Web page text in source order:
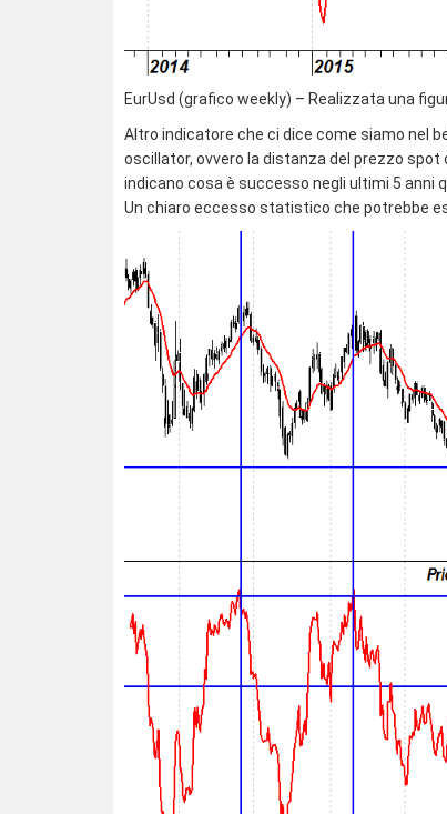
EurUsd (grafico weekly) – Realizzata una
Altro indicatore che ci dice come siamo nel
oscillator, ovvero la distanza del prezzo
indicano cosa è successo negli ultimi 5 anni
Un chiaro eccesso statistico che potrebbe